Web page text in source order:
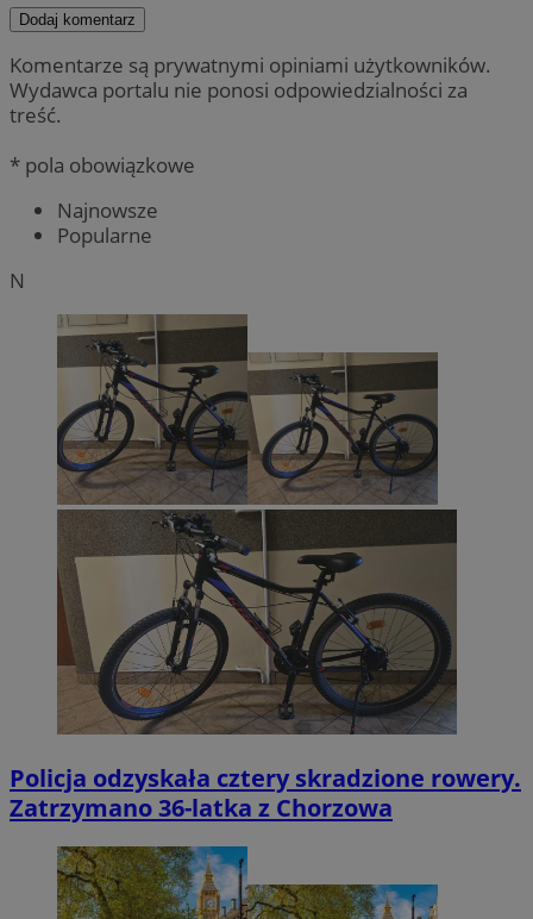
Dodaj komentarz
Komentarze są prywatnymi opiniami użytkowników.
Wydawca portalu nie ponosi odpowiedzialności za
treść.
* pola obowiązkowe
Najnowsze
Popularne
N
Policja odzyskała cztery skradzione rowery.
Zatrzymano 36-latka z Chorzowa